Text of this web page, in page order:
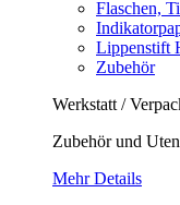
Flaschen,
Lippenstift
Zubehör
Werkstatt /
Zubehör und
Mehr Details